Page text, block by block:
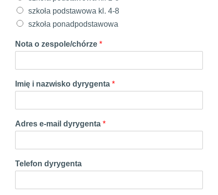
szkoła podstawowa kl. 4-8
szkoła ponadpodstawowa
Nota o zespole/chórze *
k
r
e
ł
,
a
Imię i nazwisko dyrygenta *
Adres e-mail dyrygenta *
Telefon dyrygenta